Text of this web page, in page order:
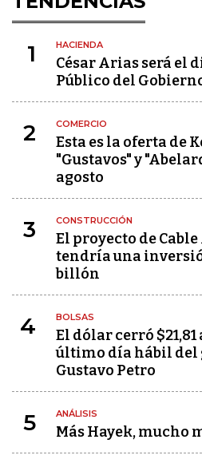
1 HACIENDA
César Arias será el
Público del
2 COMERCIO
Esta es la oferta de
"Gustavos" y
agosto
3 CONSTRUCCIÓN
El proyecto de
tendría una
billón
4 BOLSAS
El dólar cerró
último día hábil del
Gustavo Petro
5 ANÁLISIS
Más Hayek, mucho